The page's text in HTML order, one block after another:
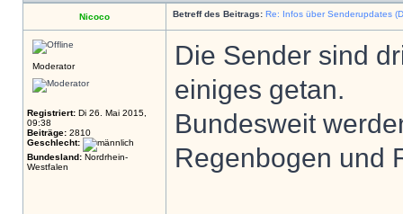
Nicoco Betreff des Beitrags: Re: Infos über Senderupdates
Moderator
Registriert: Di 26. Mai 2015,
09:38
Beiträge: 2810
Geschlecht:
Bundesland: Nordrhein-
Westfalen
Die Sender sind
einiges getan.
Bundesweit
Regenbogen und